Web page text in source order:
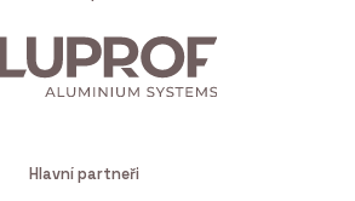
Hlavní partneři